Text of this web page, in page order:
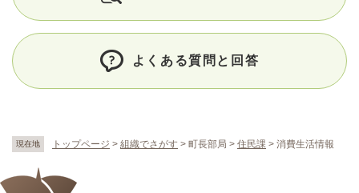
現在地 トップページ > 組織でさがす > 町長部局 > 住民課 > 消費生活情報
よくある質問と回答